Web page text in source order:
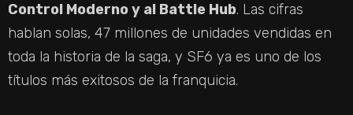
Control Moderno y al Battle Hub. Las cifras
hablan solas, 47 millones de unidades vendidas en
toda la historia de la saga, y SF6 ya es uno de los
títulos más exitosos de la franquicia.